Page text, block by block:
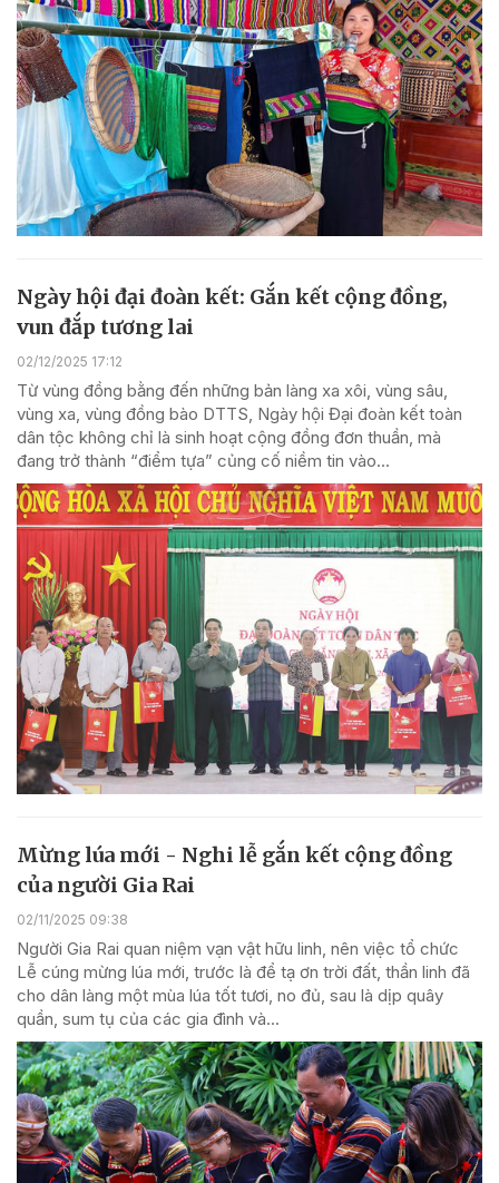
Ngày hội đại đoàn kết: Gắn kết cộng đồng,
vun đắp tương lai
02/12/2025 17:12
Từ vùng đồng bằng đến những bản làng xa xôi, vùng sâu,
vùng xa, vùng đồng bào DTTS, Ngày hội Đại đoàn kết toàn
dân tộc không chỉ là sinh hoạt cộng đồng đơn thuần, mà
đang trở thành “điểm tựa” củng cố niềm tin vào...
Mừng lúa mới - Nghi lễ gắn kết cộng đồng
của người Gia Rai
02/11/2025 09:38
Người Gia Rai quan niệm vạn vật hữu linh, nên việc tổ chức
Lễ cúng mừng lúa mới, trước là để tạ ơn trời đất, thần linh đã
cho dân làng một mùa lúa tốt tươi, no đủ, sau là dịp quây
quần, sum tụ của các gia đình và...